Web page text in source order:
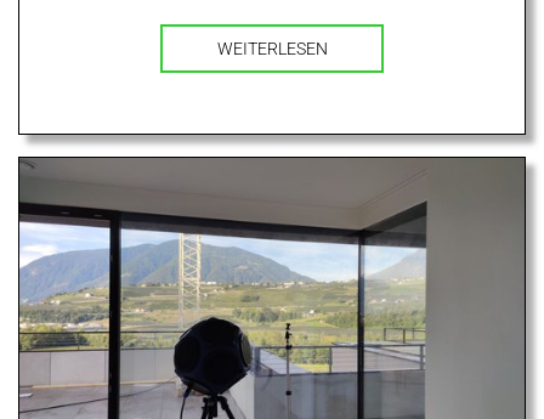
WEITERLESEN